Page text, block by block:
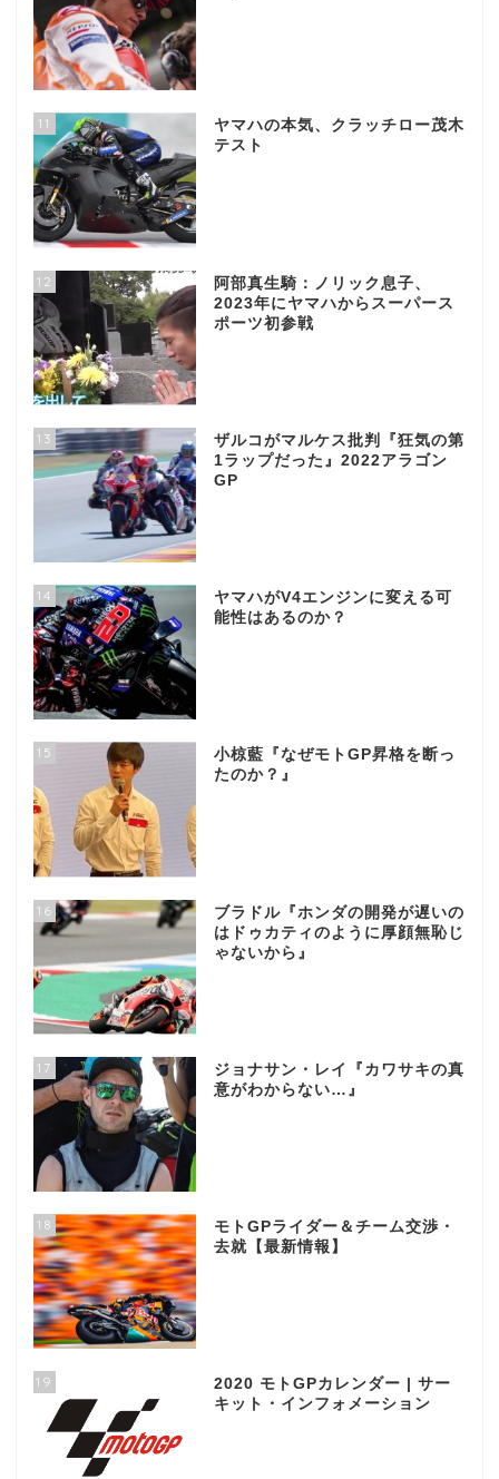
11
ヤマハの本気、クラッチロー茂木
テスト
12
阿部真生騎：ノリック息子、
2023年にヤマハからスーパース
ポーツ初参戦
13
ザルコがマルケス批判『狂気の第
1ラップだった』2022アラゴン
GP
14
ヤマハがV4エンジンに変える可
能性はあるのか？
15
小椋藍『なぜモトGP昇格を断っ
たのか？』
16
ブラドル『ホンダの開発が遅いの
はドゥカティのように厚顔無恥じ
ゃないから』
17
ジョナサン・レイ『カワサキの真
意がわからない…』
18
モトGPライダー＆チーム交渉・
去就【最新情報】
19
2020 モトGPカレンダー | サー
キット・インフォメーション